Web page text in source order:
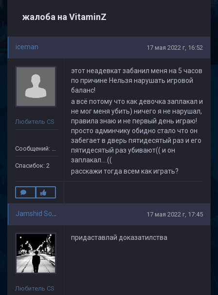
жалоба на VitaminZ
iceman 17 мая 2022 г, 16:52
Любитель CS
Сообщений: 36
Спасибок: 2
этот неадевкат забанил меня на 5 часов
по причине Нельзя нарушать игровой
баланс!
а всё потому что как девочка заплакал и
не мог меня убить) ничего я не нарушал,
правила знаю и не первый день играю!
просто админчику обидно стало что он
забегает в дверь пятидесятый раз и его
пятидесятый раз убивают(( и он
заплакал....((
расскажи тогда всем как играть?
17 мая 2022 г, 17:45
Любитель CS
придаставлай доказатилства